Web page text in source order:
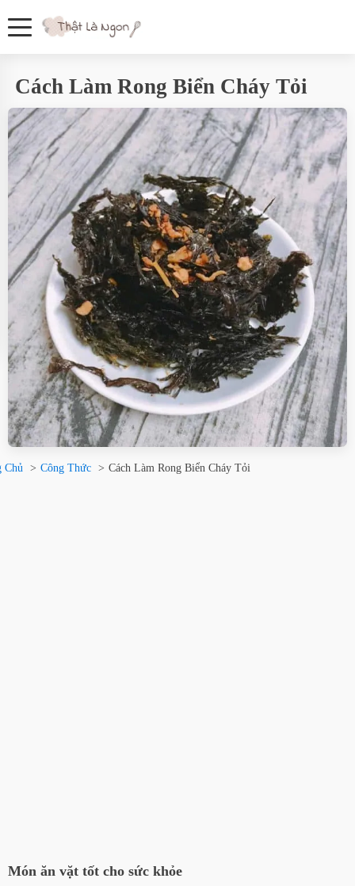
Cách Làm Rong Biển Cháy Tỏi
Chủ Công Thức Cách Làm Rong Biển Cháy Tỏi
Món ăn vặt tốt cho sức khỏe